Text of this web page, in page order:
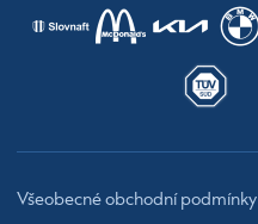
Všeobecné obchodní podmínky